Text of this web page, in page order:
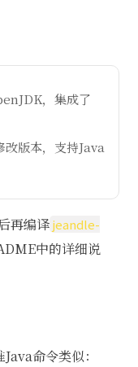
，集成了
版本，支持Java
再编译jeandle-
中的详细说
命令类似：